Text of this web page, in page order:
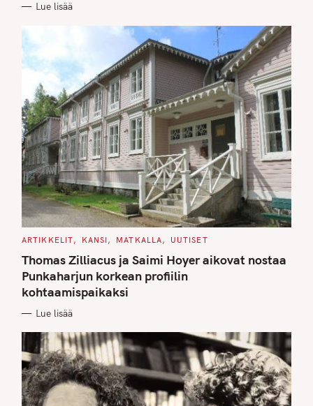
I
Lue lisää
C
T
E
G
O
R
I
S
ARTIKKELIT KANSI MATKALLA UUTISET
Thomas Zilliacus ja Saimi Hoyer aikovat nostaa
Punkaharjun korkean profiilin
kohtaamispaikaksi
Lue lisää